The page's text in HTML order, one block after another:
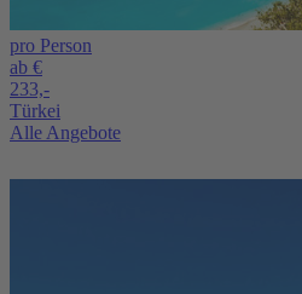
pro Person
ab €
233,-
Türkei
Alle Angebote